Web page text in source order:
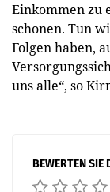
Einkommen zu
schonen. Tun
Folgen haben,
uns alle“, so
BEWERTEN SIE